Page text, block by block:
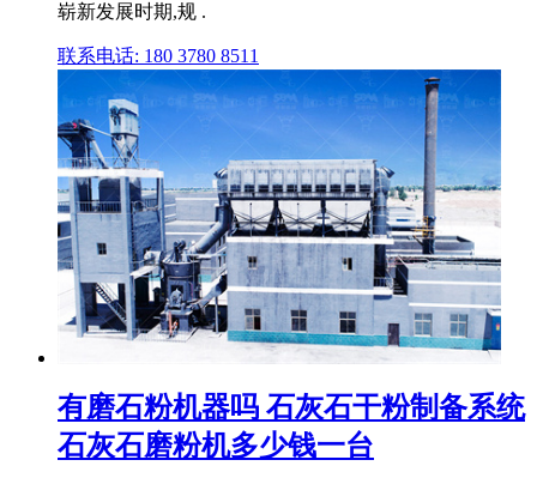
崭新发展时期,规 .
联系电话: 180 3780 8511
有磨石粉机器吗 石灰石干粉制备系统
石灰石磨粉机多少钱一台